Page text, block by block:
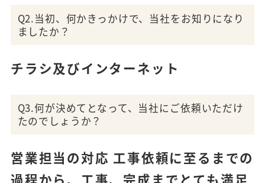
Q2.当初、何かきっかけで、当社をお知りになり
ましたか？
チラシ及びインターネット
Q3.何が決めてとなって、当社にご依頼いただけ
たのでしょうか？
営業担当の対応 工事依頼に至るまでの
過程から、工事、完成までとても満足